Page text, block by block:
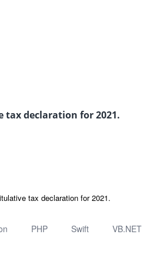
tax declaration for 2021.
tax declaration for 2021.
PHP Swift
VB.NET